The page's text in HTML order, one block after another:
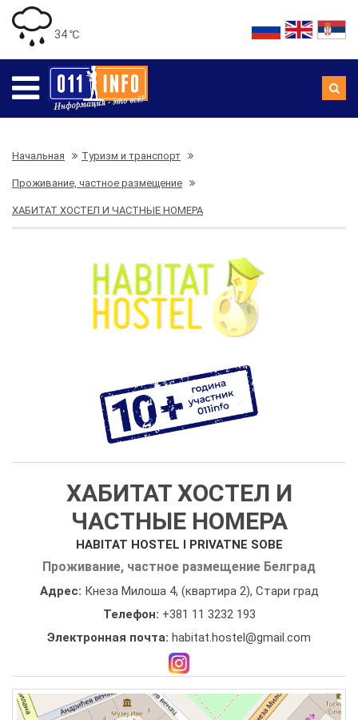
34 ℃
Начальная Туризм и транспорт
Проживание, частное размещение
ХАБИТАТ ХОСТЕЛ И ЧАСТНЫЕ НОМЕРА
ХАБИТАТ ХОСТЕЛ И
ЧАСТНЫЕ НОМЕРА
HABITAT HOSTEL I PRIVATNE SOBE
Проживание, частное размещение Белград
Адрес: Кнеза Милоша 4, (квартира 2), Стари град
Телефон: +381 11 3232 193
Электронная почта: habitat.hostel@gmail.com